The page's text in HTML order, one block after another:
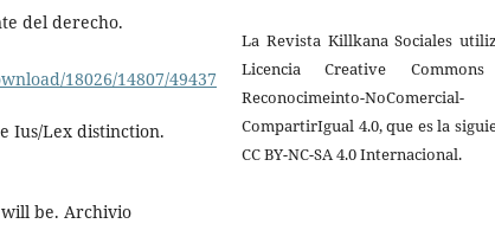
del derecho.
18026/14807/49437
Ius/Lex distinction.
will be. Archivio
La Revista Killkana Sociales
Licencia Creative
Reconocimeinto-NoComercial-
CompartirIgual 4.0, que es la
CC BY-NC-SA 4.0 Internacional.